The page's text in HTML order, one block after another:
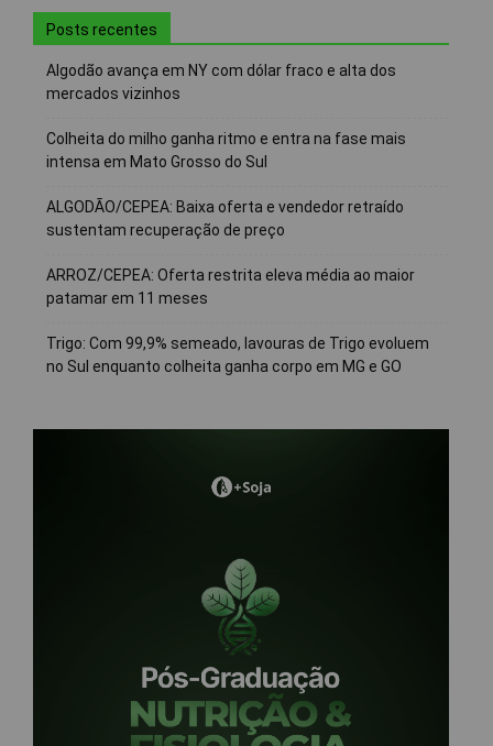
Posts recentes
Algodão avança em NY com dólar fraco e alta dos
mercados vizinhos
Colheita do milho ganha ritmo e entra na fase mais
intensa em Mato Grosso do Sul
ALGODÃO/CEPEA: Baixa oferta e vendedor retraído
sustentam recuperação de preço
ARROZ/CEPEA: Oferta restrita eleva média ao maior
patamar em 11 meses
Trigo: Com 99,9% semeado, lavouras de Trigo evoluem
no Sul enquanto colheita ganha corpo em MG e GO